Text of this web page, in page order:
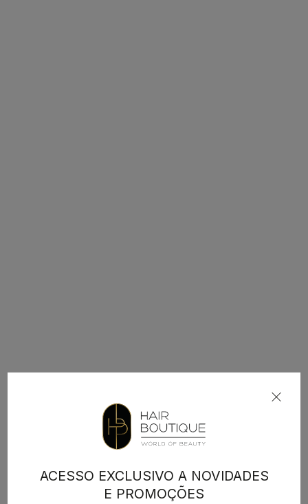
ACESSO EXCLUSIVO A NOVIDADES
E PROMOÇÕES